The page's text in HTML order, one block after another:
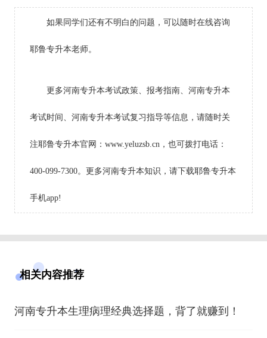
如果同学们还有不明白的问题，可以随时在线咨询
耶鲁专升本老师。
更多河南专升本考试政策、报考指南、河南专升本
考试时间、河南专升本考试复习指导等信息，请随时关
注耶鲁专升本官网：www.yeluzsb.cn，也可拨打电话：
400-099-7300。更多河南专升本知识，请下载耶鲁专升本
手机app!
相关内容推荐
河南专升本生理病理经典选择题，背了就赚到！